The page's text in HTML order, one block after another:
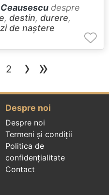
despre
, destin, durere,
zi de naștere
(current)
2 › »
Despre noi
Despre noi
Termeni și condiții
Politica de
confidenţialitate
Contact